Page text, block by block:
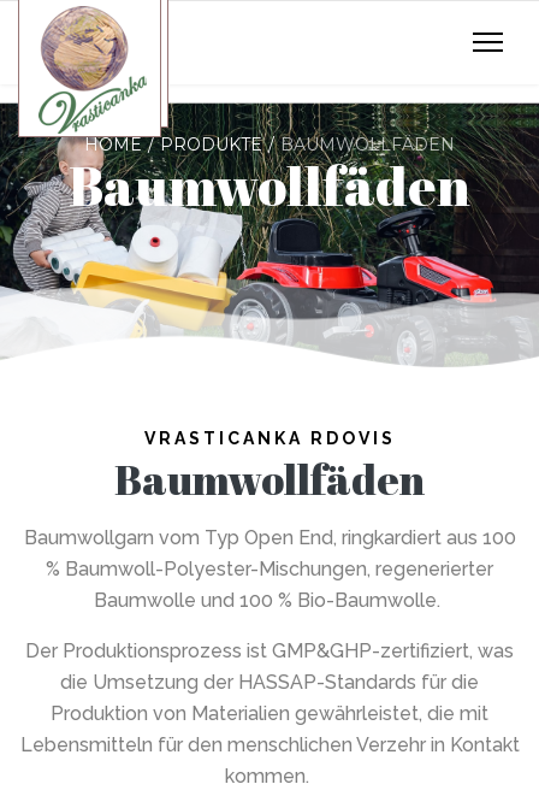
HOME PRODUKTE BAUMWOLLFÄDEN
Baumwollfäden
VRASTICANKA RDOVIS
Baumwollfäden
Baumwollgarn vom Typ Open End, ringkardiert aus 100
% Baumwoll-Polyester-Mischungen, regenerierter
Baumwolle und 100 % Bio-Baumwolle.
Der Produktionsprozess ist GMP&GHP-zertifiziert, was
die Umsetzung der HASSAP-Standards für die
Produktion von Materialien gewährleistet, die mit
Lebensmitteln für den menschlichen Verzehr in Kontakt
kommen.